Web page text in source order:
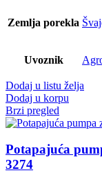
Zemlja porekla
Uvoznik
Dodaj u listu želja
Dodaj u korpu
Brzi pregled
Potapajuća
3274